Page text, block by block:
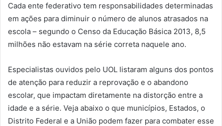
Cada ente federativo tem responsabilidades determinadas
em ações para diminuir o número de alunos atrasados na
escola – segundo o Censo da Educação Básica 2013, 8,5
milhões não estavam na série correta naquele ano.
Especialistas ouvidos pelo UOL listaram alguns dos pontos
de atenção para reduzir a reprovação e o abandono
escolar, que impactam diretamente na distorção entre a
idade e a série. Veja abaixo o que municípios, Estados, o
Distrito Federal e a União podem fazer para combater esse